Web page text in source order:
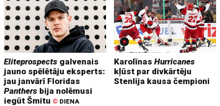
Eliteprospects galvenais
jauno spēlētāju eksperts:
jau janvārī Floridas
Panthers bija nolēmusi
iegūt Šmitu © DIENA
KarolīnasHurricanes
kļūst par divkārtēju
Stenlija kausa čempioni